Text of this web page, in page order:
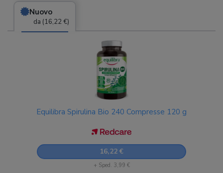
Nuovo
da (16,22 €)
Equilibra Spirulina Bio 240 Compresse 120 g
16,22 €
+ Sped. 3,99 €